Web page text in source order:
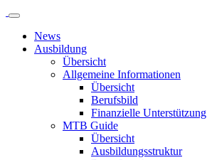
News
Ausbildung
Übersicht
Allgemeine Informationen
Übersicht
Berufsbild
Finanzielle Unterstützung
MTB Guide
Übersicht
Ausbildungsstruktur